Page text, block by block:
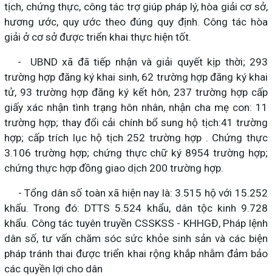
tịch, chứng thực, công tác trợ giúp pháp lý, hòa giải cơ sở,
hương ước, quy ước theo đúng quy định. Công tác hòa
giải ở cơ sở được triển khai thực hiện tốt.
- UBND xã đã tiếp nhận và giải quyết kịp thời; 293
trường hợp đăng ký khai sinh, 62 trường hợp đăng ký khai
tử, 93 trường hợp đăng ký kết hôn, 237 trường hợp cấp
giấy xác nhận tình trạng hôn nhân, nhận cha mẹ con: 11
trường hợp; thay đổi cải chính bổ sung hộ tịch:41 trường
hợp; cấp trích lục hộ tịch 252 trường hợp . Chứng thực
3.106 trường hợp; chứng thực chữ ký 8954 trường hợp;
chứng thực hợp đồng giao dịch 200 trường hợp.
- Tổng dân số toàn xã hiện nay là: 3.515 hộ với 15.252
khẩu. Trong đó: DTTS 5.524 khẩu, dân tộc kinh 9.728
khẩu. Công tác tuyên truyền CSSKSS - KHHGĐ, Pháp lệnh
dân số, tư vấn chăm sóc sức khỏe sinh sản và các biện
pháp tránh thai được triển khai rộng khắp nhằm đảm bảo
các quyền lợi cho dân